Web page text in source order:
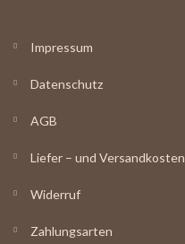
Impressum
Datenschutz
AGB
Liefer – und Versandkosten
Widerruf
Zahlungsarten